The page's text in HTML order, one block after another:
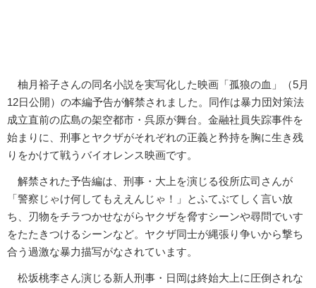
柚月裕子さんの同名小説を実写化した映画「孤狼の血」（5月
12日公開）の本編予告が解禁されました。同作は暴力団対策法
成立直前の広島の架空都市・呉原が舞台。金融社員失踪事件を
始まりに、刑事とヤクザがそれぞれの正義と矜持を胸に生き残
りをかけて戦うバイオレンス映画です。
解禁された予告編は、刑事・大上を演じる役所広司さんが
「警察じゃけ何してもええんじゃ！」とふてぶてしく言い放
ち、刃物をチラつかせながらヤクザを脅すシーンや尋問でいす
をたたきつけるシーンなど。ヤクザ同士が縄張り争いから撃ち
合う過激な暴力描写がなされています。
松坂桃李さん演じる新人刑事・日岡は終始大上に圧倒されな